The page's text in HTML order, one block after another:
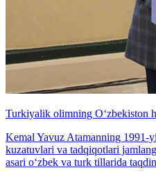
Turkiyalik olimning O‘zbekiston
Kemal Yavuz Atamanning 1991-
kuzatuvlari va tadqiqotlari
asari o‘zbek va turk tillarida